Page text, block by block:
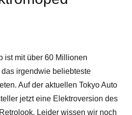
ist mit über 60 Millionen
irgendwie beliebteste
Auf der aktuellen Tokyo Auto
jetzt eine Elektroversion des
Leider wissen wir noch